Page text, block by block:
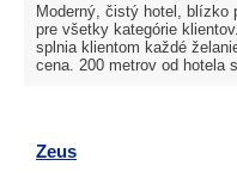
Moderný, čistý hotel, blízko
pre všetky kategórie
splnia klientom každé
cena. 200 metrov od hotela
Zeus